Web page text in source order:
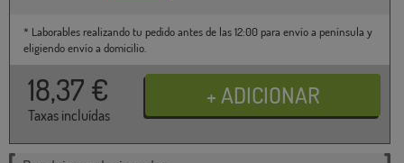
* Laborables realizando tu pedido antes de las 12:00 para envío a península y
eligiendo envío a domicilio.
18,37 €
Taxas incluídas